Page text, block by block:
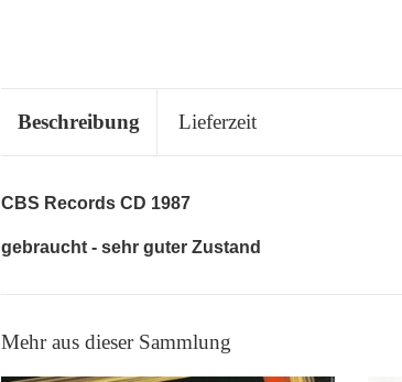
Beschreibung Lieferzeit
CBS Records CD 1987
gebraucht - sehr guter Zustand
Mehr aus dieser Sammlung